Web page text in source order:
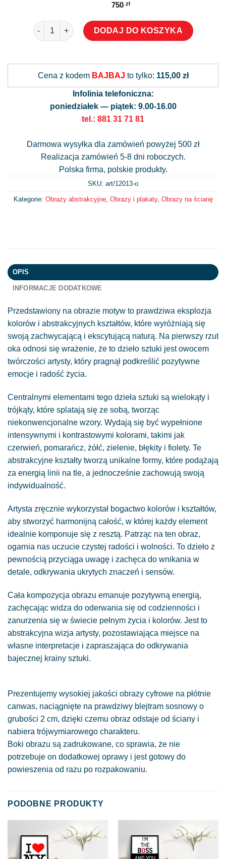
750 zł
ilość Obraz z kolorową abstrakcją
DODAJ DO KOSZYKA
Cena z kodem BAJBAJ to tylko: 115,00 zł
Infolinia telefoniczna:
poniedziałek — piątek: 9.00-16.00
tel.: 881 31 71 81
Darmowa wysyłka dla zamówień powyżej 500 zł
Realizacja zamówień 5-8 dni roboczych.
Polska firma, polskie produkty.
SKU: art/12013-o
Kategorie: Obrazy abstrakcyjne, Obrazy i plakaty, Obrazy na ścianę
OPIS
INFORMACJE DODATKOWE
Przedstawiony na obrazie motyw to prawdziwa eksplozja
kolorów i abstrakcyjnych kształtów, które wyróżniają się
swoją zachwycającą i ekscytującą naturą. Na pierwszy rzut
oka odnosi się wrażenie, że to dzieło sztuki jest owocem
twórczości artysty, który pragnął podkreślić pozytywne
emocje i radość życia.
Centralnymi elementami tego dzieła sztuki są wielokąty i
trójkąty, które splatają się ze sobą, tworząc
niekonwencjonalne wzory. Wydają się być wypełnione
intensywnymi i kontrastowymi kolorami, takimi jak
czerwień, pomarańcz, żółć, zielenie, błękity i fiolety. Te
abstrakcyjne kształty tworzą unikalne formy, które podążają
za energią linii na tle, a jednocześnie zachowują swoją
indywidualność.
Artysta zręcznie wykorzystał bogactwo kolorów i kształtów,
aby stworzyć harmonijną całość, w której każdy element
idealnie komponuje się z resztą. Patrząc na ten obraz,
ogarnia nas uczucie czystej radości i wolności. To dzieło z
pewnością przyciąga uwagę i zachęca do wnikania w
detale, odkrywania ukrytych znaczeń i sensów.
Cała kompozycja obrazu emanuje pozytywną energią,
zachęcając widza do oderwania się od codzienności i
zanurzenia się w świecie pełnym życia i kolorów. Jest to
abstrakcyjna wizja artysty, pozostawiająca miejsce na
własne interpretacje i zapraszająca do odkrywania
bajecznej krainy sztuki.
Prezentujemy wysokiej jakości obrazy cyfrowe na płótnie
canwas, naciągnięte na prawdziwy blejtram sosnowy o
grubości 2 cm, dzięki czemu obraz odstaje od ściany i
nabiera trójwymiarowego charakteru.
Boki obrazu są zadrukowane, co sprawia, że nie
potrzebuje on dodatkowej oprawy i jest gotowy do
powieszenia od razu po rozpakowaniu.
PODOBNE PRODUKTY